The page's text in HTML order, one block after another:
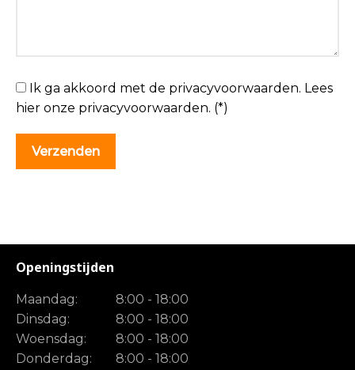
Ik ga akkoord met de privacyvoorwaarden. Lees
hier onze privacyvoorwaarden. (*)
Openingstijden
Maandag:
8:00 - 18:00
Dinsdag:
8:00 - 18:00
Woensdag:
8:00 - 18:00
Donderdag:
8:00 - 18:00